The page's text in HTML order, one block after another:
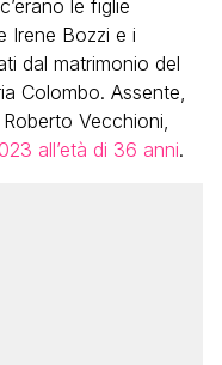
le figlie
Irene Bozzi e i
dal matrimonio del
Colombo. Assente,
Vecchioni,
all’età di 36 anni.